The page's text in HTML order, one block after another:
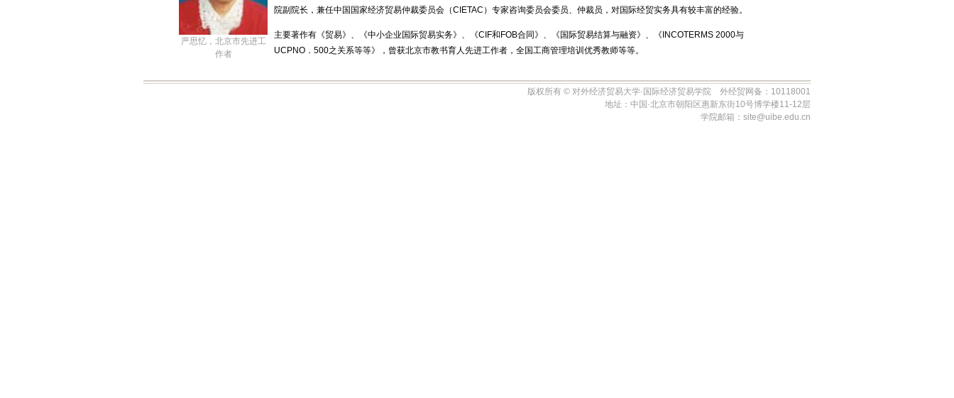
严思忆，北京市先进工
作者
院副院长，兼任中国国家经济贸易仲裁委员会（CIETAC）专家咨询委员会委员、仲裁员，对国际经贸实务具有较丰富的经验。
主要著作有《贸易》、《中小企业国际贸易实务》、《CIF和FOB合同》、《国际贸易结算与融资》、《INCOTERMS 2000与
UCPNO．500之关系等等》，曾获北京市教书育人先进工作者，全国工商管理培训优秀教师等等。